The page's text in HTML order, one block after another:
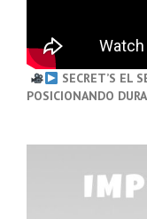
SECRET’S EL
POSICIONANDO